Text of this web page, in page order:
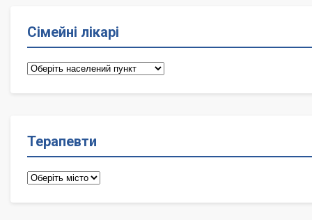
Сімейні лікарі
Сімейні
Терапевти
Терапевти